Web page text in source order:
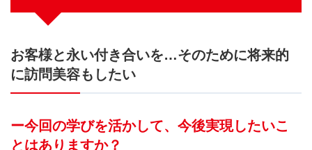
お客様と永い付き合いを…そのために将来的
に訪問美容もしたい
ー今回の学びを活かして、今後実現したいこ
とはありますか？